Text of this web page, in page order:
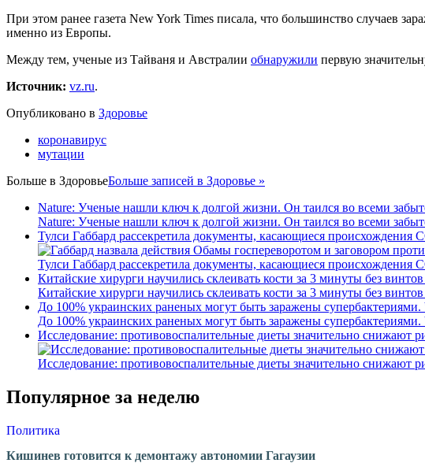
При этом ранее газета New York Times писала, что большинство случаев
именно из Европы.
Между тем, ученые из Тайваня и Австралии обнаружили первую
Источник: vz.ru.
Опубликовано в Здоровье
коронавирус
мутации
Больше в ЗдоровьеБольше записей в Здоровье »
Nature: Ученые нашли ключ к долгой жизни. Он таился во всеми
Nature: Ученые нашли ключ к долгой жизни. Он таился во всеми
Тулси Габбард рассекретила документы, касающиеся
Тулси Габбард рассекретила документы, касающиеся
Китайские хирурги научились склеивать кости за 3 минуты без
Китайские хирурги научились склеивать кости за 3 минуты без
До 100% украинских раненых могут быть заражены супербактериями.
До 100% украинских раненых могут быть заражены супербактериями.
Исследование: противовоспалительные диеты значительно снижают
Исследование: противовоспалительные диеты значительно снижают
Популярное за неделю
Политика
Кишинев готовится к демонтажу автономии Гагаузии